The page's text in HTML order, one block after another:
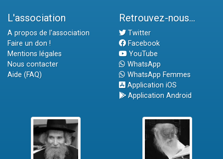
L'association
A propos de l'association
Faire un don !
Mentions légales
Nous contacter
Aide (FAQ)
Retrouvez-nous...
Twitter
Facebook
YouTube
WhatsApp
WhatsApp Femmes
Application iOS
Application Android